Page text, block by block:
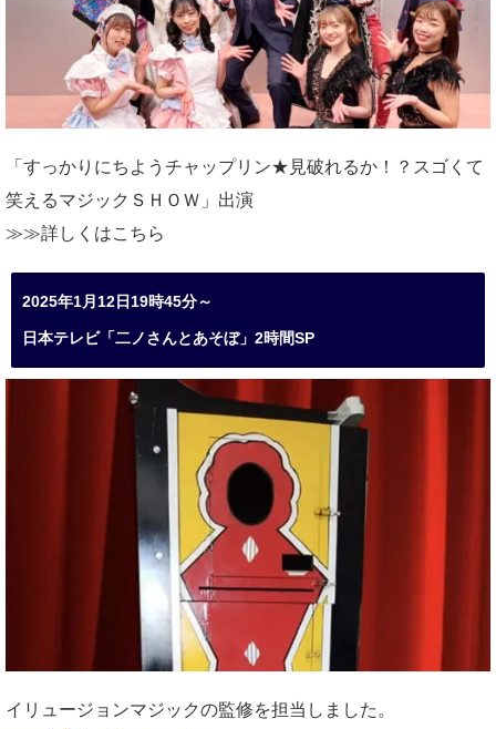
「すっかりにちようチャップリン★見破れるか！？スゴくて
笑えるマジックＳＨＯＷ」出演
≫≫詳しくはこちら
2025年1月12日19時45分～
日本テレビ「二ノさんとあそぼ」2時間SP
イリュージョンマジックの監修を担当しました。